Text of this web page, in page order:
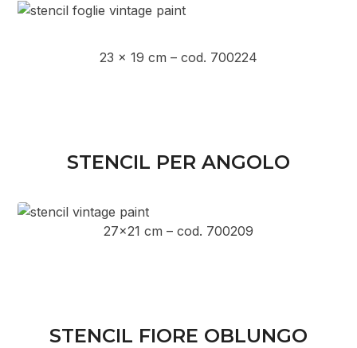
23 x 19 cm – cod. 700224
STENCIL PER ANGOLO
27×21 cm – cod. 700209
STENCIL FIORE OBLUNGO